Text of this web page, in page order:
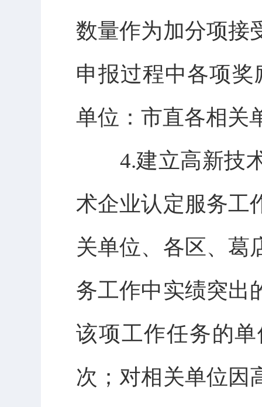
数量作为加分项接
申报过程中各项
单位：市直各相关
4.建立高新技术
术企业认定服务工
关单位、各区、葛
务工作中实绩突出
该项工作任务的
次；对相关单位因